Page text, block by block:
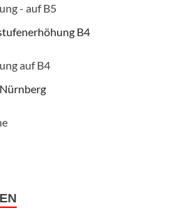
- auf B5
B4
auf B4